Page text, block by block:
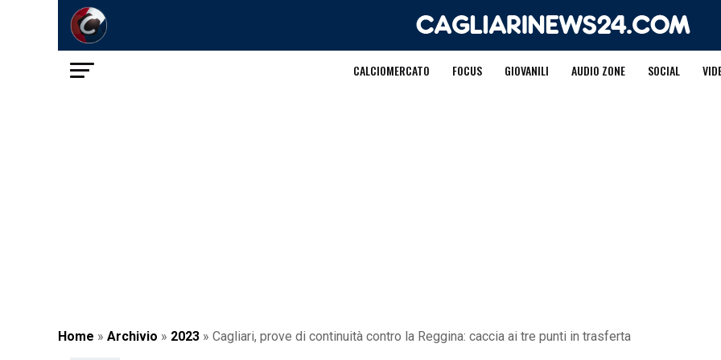
CALCIOMERCATO FOCUS GIOVANILI AUDIO ZONE SOCIAL
Home » Archivio » 2023 » Cagliari, prove di continuità contro la Reggina: caccia ai tre punti in trasferta